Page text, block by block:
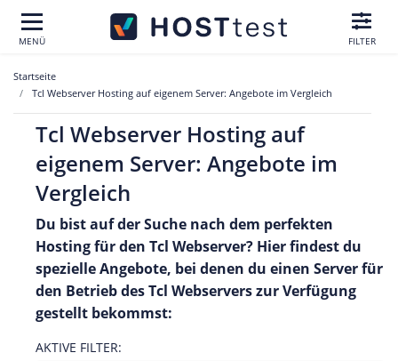
MENÜ FILTER
Startseite
Tcl Webserver Hosting auf eigenem Server: Angebote im Vergleich
Tcl Webserver Hosting auf
eigenem Server: Angebote im
Vergleich
Du bist auf der Suche nach dem perfekten
Hosting für den Tcl Webserver? Hier findest du
spezielle Angebote, bei denen du einen Server für
den Betrieb desTcl Webservers zur Verfügung
gestellt bekommst:
AKTIVE FILTER: